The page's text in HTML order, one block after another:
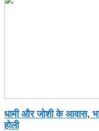
धामी और जोशी के आवास,
होली